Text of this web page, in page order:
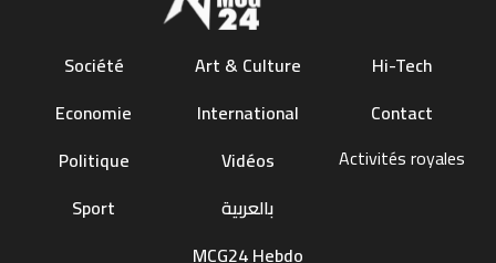
Société
Economie
Politique
Sport
Art & Culture
International
Vidéos
بالعربية
MCG24 Hebdo
Hi-Tech
Contact
Activités royales